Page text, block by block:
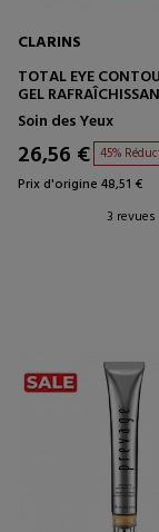
CLARINS
TOTAL EYE
GEL
CONTOUR DES YEUX
Soin des Yeux
26,56 € 45%
Prix d'origine 48,51 €
3 revues